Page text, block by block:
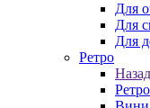
Для
Для
Для
Ретро
Назад
Ретро